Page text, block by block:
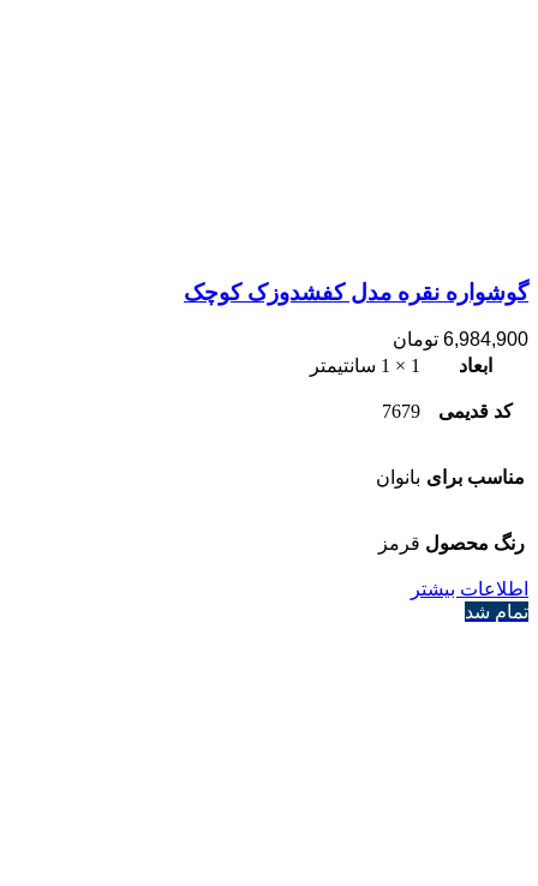
گوشواره نقره مدل کفشدوزک کوچک
6,984,900 تومان
ابعاد
1 × 1 سانتیمتر
کد قدیمی 7679
مناسب برای بانوان
رنگ محصول قرمز
اطلاعات بیشتر
تمام شد